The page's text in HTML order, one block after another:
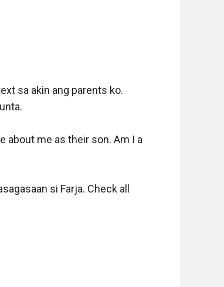
sa akin ang parents ko.
about me as their son. Am I a
si Farja. Check all